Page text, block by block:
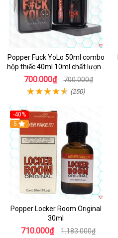
Popper Fuck YoLo 50ml combo
hộp thiếc 40ml 10ml chất lượng
tốt
700.000₫ 700.000₫
(250)
-40%
5
Popper Locker Room Original
30ml
710.000₫ 1.183.000₫